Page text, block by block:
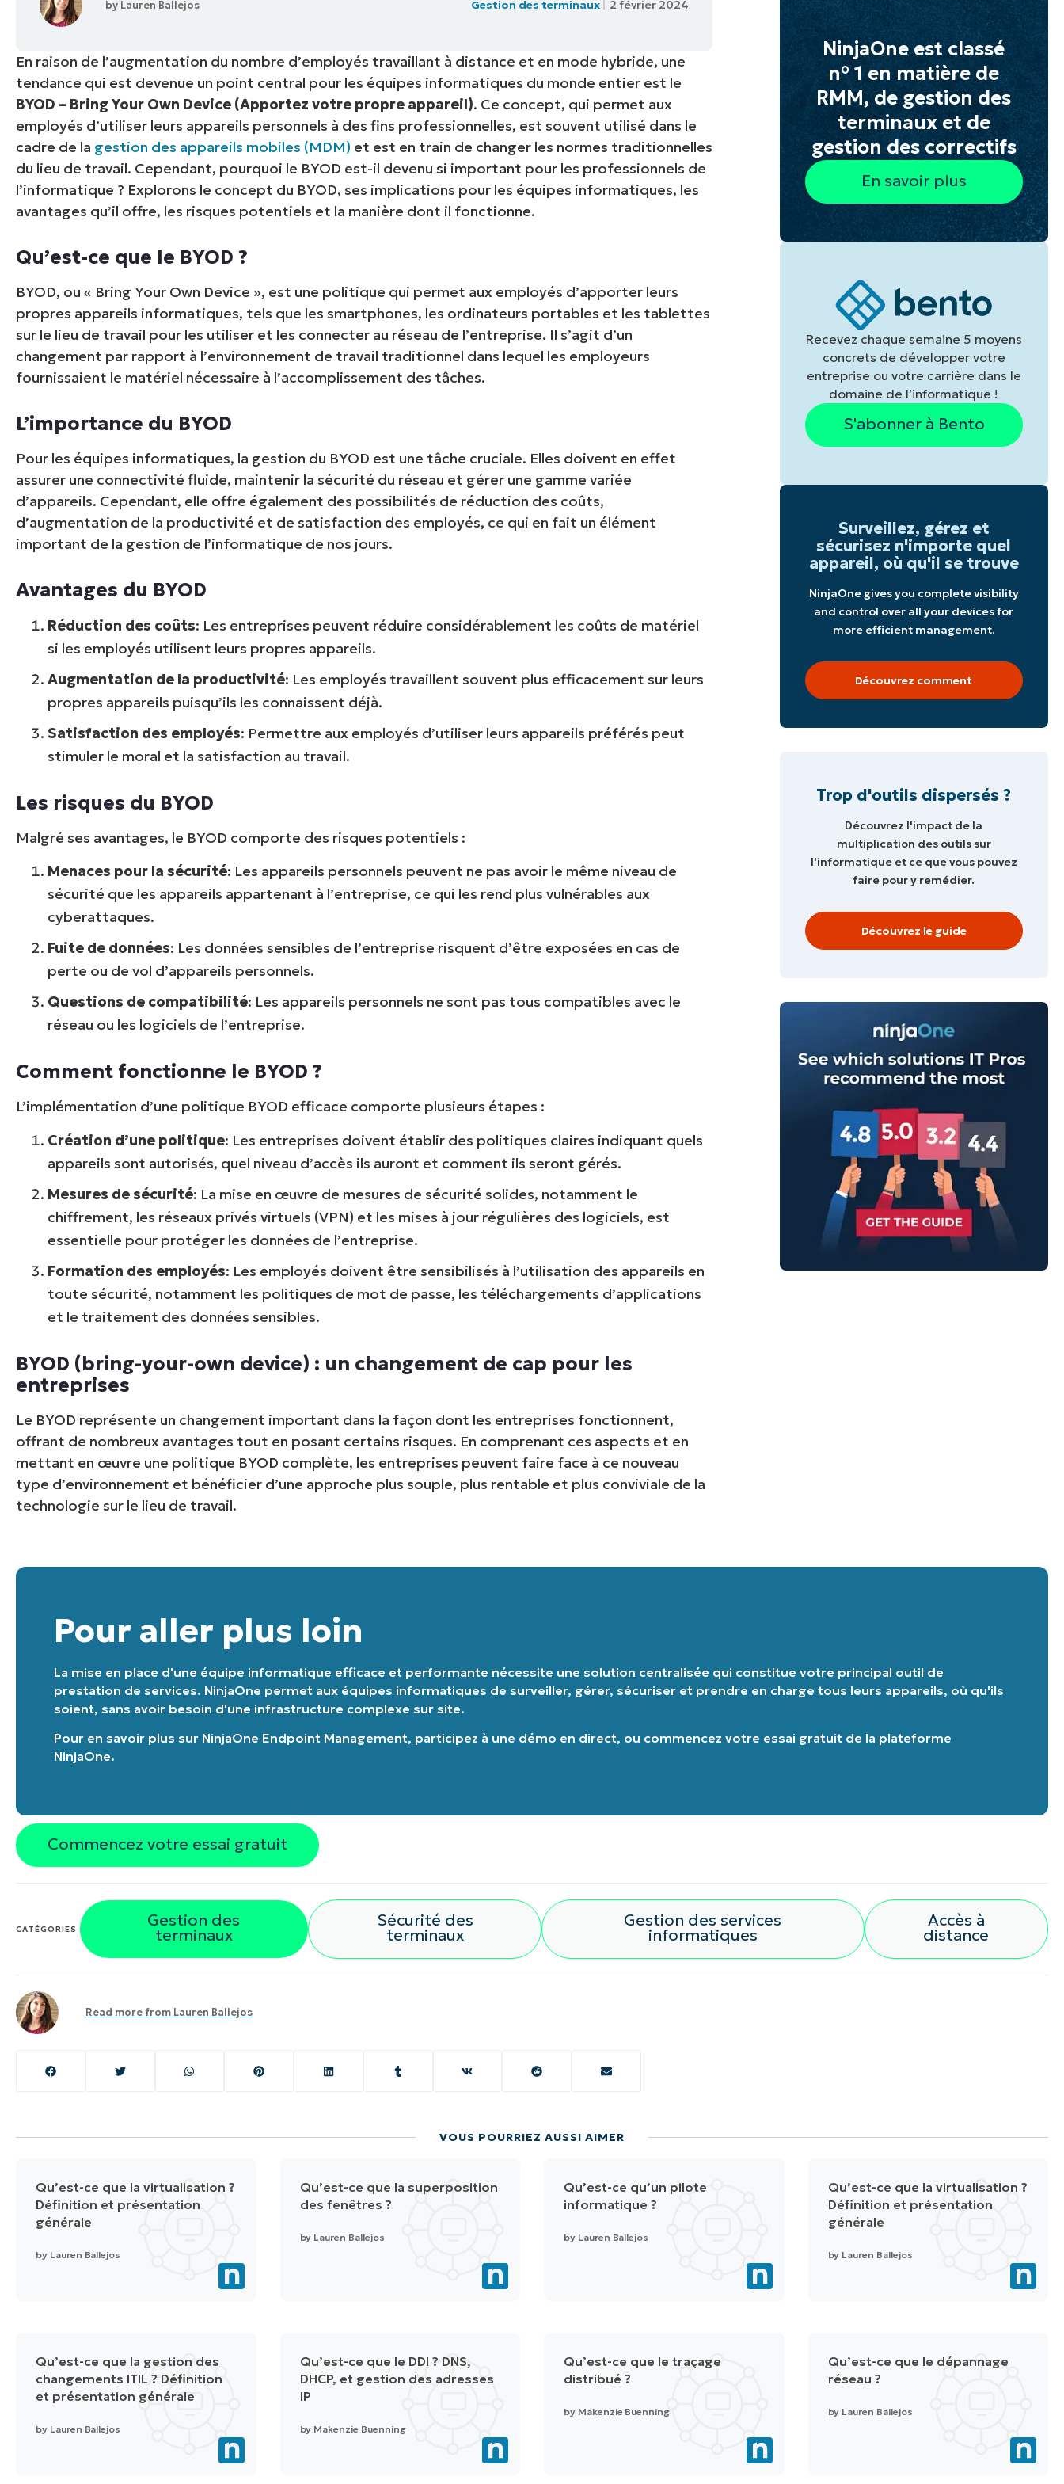
CONTACTER NOTRE ÉQUIPE COMMERCIALE
VIDÉO DE
DÉMONSTRATION
DÉMONSTRATION
by Lauren Ballejos Gestion des terminaux 2 février 2024
En raison de l’augmentation du nombre d’employés travaillant à distance et en mode hybride, une
tendance qui est devenue un point central pour les équipes informatiques du monde entier est le
BYOD – Bring Your Own Device (Apportez votre propre appareil). Ce concept, qui permet aux
employés d’utiliser leurs appareils personnels à des fins professionnelles, est souvent utilisé dans le
cadre de la gestion des appareils mobiles (MDM) et est en train de changer les normes traditionnelles
du lieu de travail. Cependant, pourquoi le BYOD est-il devenu si important pour les professionnels de
l’informatique ? Explorons le concept du BYOD, ses implications pour les équipes informatiques, les
avantages qu’il offre, les risques potentiels et la manière dont il fonctionne.
Qu’est-ce que le BYOD ?
BYOD, ou « Bring Your Own Device », est une politique qui permet aux employés d’apporter leurs
propres appareils informatiques, tels que les smartphones, les ordinateurs portables et les tablettes
sur le lieu de travail pour les utiliser et les connecter au réseau de l’entreprise. Il s’agit d’un
changement par rapport à l’environnement de travail traditionnel dans lequel les employeurs
fournissaient le matériel nécessaire à l’accomplissement des tâches.
L’importance du BYOD
Pour les équipes informatiques, la gestion du BYOD est une tâche cruciale. Elles doivent en effet
assurer une connectivité fluide, maintenir la sécurité du réseau et gérer une gamme variée
d’appareils. Cependant, elle offre également des possibilités de réduction des coûts,
d’augmentation de la productivité et de satisfaction des employés, ce qui en fait un élément
important de la gestion de l’informatique de nos jours.
Avantages du BYOD
Réduction des coûts: Les entreprises peuvent réduire considérablement les coûts de matériel
si les employés utilisent leurs propres appareils.
Augmentation de la productivité: Les employés travaillent souvent plus efficacement sur leurs
propres appareils puisqu’ils les connaissent déjà.
Satisfaction des employés: Permettre aux employés d’utiliser leurs appareils préférés peut
stimuler le moral et la satisfaction au travail.
Les risques du BYOD
Malgré ses avantages, le BYOD comporte des risques potentiels :
Menaces pour la sécurité: Les appareils personnels peuvent ne pas avoir le même niveau de
sécurité que les appareils appartenant à l’entreprise, ce qui les rend plus vulnérables aux
cyberattaques.
Fuite de données: Les données sensibles de l’entreprise risquent d’être exposées en cas de
perte ou de vol d’appareils personnels.
Questions de compatibilité: Les appareils personnels ne sont pas tous compatibles avec le
réseau ou les logiciels de l’entreprise.
Comment fonctionne le BYOD ?
L’implémentation d’une politique BYOD efficace comporte plusieurs étapes :
Création d’une politique: Les entreprises doivent établir des politiques claires indiquant quels
appareils sont autorisés, quel niveau d’accès ils auront et comment ils seront gérés.
Mesures de sécurité: La mise en œuvre de mesures de sécurité solides, notamment le
chiffrement, les réseaux privés virtuels (VPN) et les mises à jour régulières des logiciels, est
essentielle pour protéger les données de l’entreprise.
Formation des employés: Les employés doivent être sensibilisés à l’utilisation des appareils en
toute sécurité, notamment les politiques de mot de passe, les téléchargements d’applications
et le traitement des données sensibles.
BYOD (bring-your-own device) : un changement de cap pour les
entreprises
Le BYOD représente un changement important dans la façon dont les entreprises fonctionnent,
offrant de nombreux avantages tout en posant certains risques. En comprenant ces aspects et en
mettant en œuvre une politique BYOD complète, les entreprises peuvent faire face à ce nouveau
type d’environnement et bénéficier d’une approche plus souple, plus rentable et plus conviviale de la
technologie sur le lieu de travail.
NinjaOne est classé
n° 1 en matière de
RMM, de gestion des
terminaux et de
gestion des correctifs
En savoir plus
Recevez chaque semaine 5 moyens
concrets de développer votre
entreprise ou votre carrière dans le
domaine de l’informatique !
S'abonner à Bento
Surveillez, gérez et
sécurisez n'importe quel
appareil, où qu'il se trouve
NinjaOne gives you complete visibility
and control over all your devices for
more efficient management.
Découvrez comment
Trop d'outils dispersés ?
Découvrez l'impact de la
multiplication des outils sur
l'informatique et ce que vous pouvez
faire pour y remédier.
Découvrez le guide
Pour aller plus loin
La mise en place d'une équipe informatique efficace et performante nécessite une solution centralisée qui constitue votre principal outil de
prestation de services. NinjaOne permet aux équipes informatiques de surveiller, gérer, sécuriser et prendre en charge tous leurs appareils, où qu'ils
soient, sans avoir besoin d'une infrastructure complexe sur site.
Pour en savoir plus sur NinjaOne Endpoint Management, participez à une démo en direct, ou commencez votre essai gratuit de la plateforme
NinjaOne.
Commencez votre essai gratuit
CATÉGORIES : Gestion des
terminaux
Sécurité des
terminaux
Gestion des services
informatiques
Accès à
distance
Read more from Lauren Ballejos
VOUS POURRIEZ AUSSI AIMER
Qu’est-ce que la virtualisation ?
Définition et présentation
générale
by Lauren Ballejos
Qu’est-ce que la superposition
des fenêtres ?
by Lauren Ballejos
Qu’est-ce qu’un pilote
informatique ?
by Lauren Ballejos
Qu’est-ce que la virtualisation ?
Définition et présentation
générale
by Lauren Ballejos
Qu’est-ce que la gestion des
changements ITIL ? Définition
et présentation générale
by Lauren Ballejos
Qu’est-ce que le DDI ? DNS,
DHCP, et gestion des adresses
IP
by Makenzie Buenning
Qu’est-ce que le traçage
distribué ?
by Makenzie Buenning
Qu’est-ce que le dépannage
réseau ?
by Lauren Ballejos
Commencez votre essai de 14 jours
Pas de carte de crédit requise, accès complet à toutes les fonctionnalités.
Prénom
email*
number*
Pays